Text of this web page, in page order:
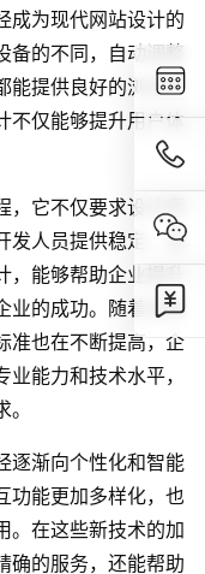
成为现代网站设计的
备的不同，自动调整
能提供良好的浏览体
不仅能够提升用户体
它不仅要求设计师
发人员提供稳定、流
，能够帮助企业提升
业的成功。随着互联
准也在不断提高，企
能力和技术水平，
逐渐向个性化和智能
功能更加多样化，也
。在这些新技术的加
确的服务，还能帮助